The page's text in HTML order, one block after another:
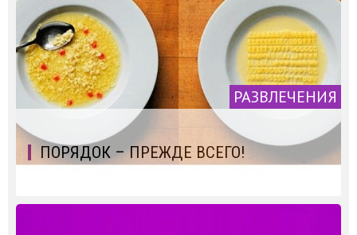
РАЗВЛЕЧЕНИЯ
ПОРЯДОК – ПРЕЖДЕ ВСЕГО!